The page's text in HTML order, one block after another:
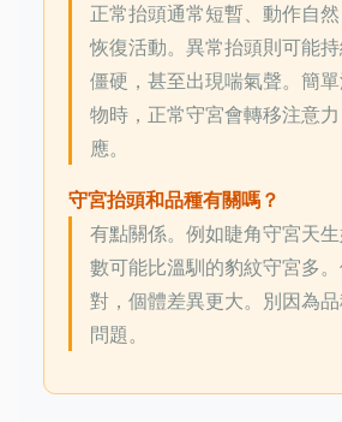
正常抬頭通常短暫、動作自
恢復活動。異常抬頭則可能
僵硬，甚至出現喘氣聲。簡
物時，正常守宮會轉移注意
應。
守宮抬頭和品種有關嗎？
有點關係。例如睫角守宮天
數可能比溫馴的豹紋守宮多
對，個體差異更大。別因為
問題。